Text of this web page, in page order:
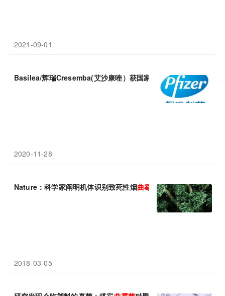
2021-09-01
Basilea/辉瑞Cresemba(艾沙康唑）获国家药监局受理，治疗侵袭
2020-11-28
Nature：科学家阐明机体识别致死性烟曲霉菌感染的分子机制
2018-03-05